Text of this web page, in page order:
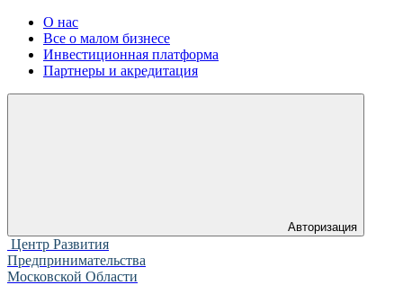
О нас
Все о малом бизнесе
Инвестиционная платформа
Партнеры и акредитация
Авторизация
Центр Развития
Предпринимательства
Московской Области